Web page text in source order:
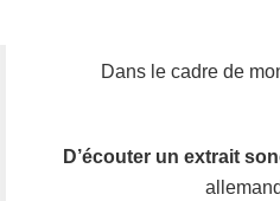
Dans le cadre de
D’écouter un extrait